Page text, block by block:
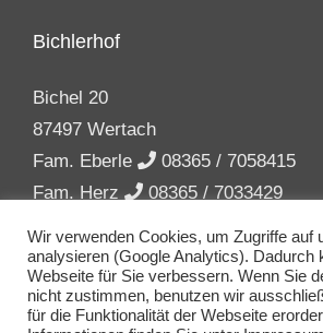
Bichlerhof
Bichel 20
87497 Wertach
Fam. Eberle
08365 / 7058415
Fam. Herz
08365 / 7033429
Wir verwenden Cookies, um Zugriffe auf
analysieren (Google Analytics). Dadurch
Webseite für Sie verbessern. Wenn Sie
nicht zustimmen, benutzen wir
für die Funktionalität der Webseite